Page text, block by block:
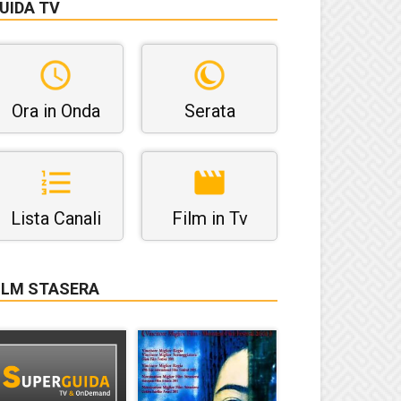
TV
Ora in Onda Serata
Lista Canali Film in Tv
STASERA